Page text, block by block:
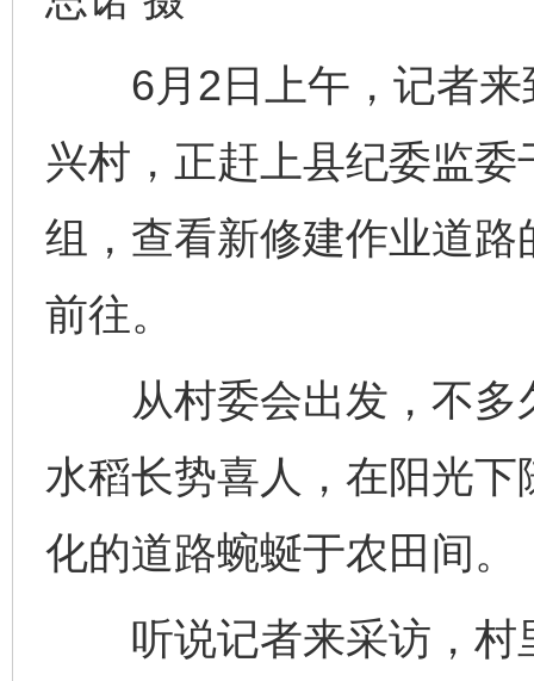
6月2日上午，记者来
兴村，正赶上县纪委监
组，查看新修建作业道
前往。
从村委会出发，不多
水稻长势喜人，在阳光
化的道路蜿蜒于农田间。
听说记者来采访，村